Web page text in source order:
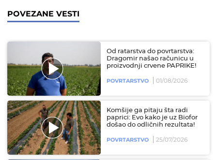
POVEZANE VESTI
Od ratarstva do povrtarstva:
Dragomir našao računicu u
proizvodnji crvene PAPRIKE!
POVRTARSTVO 01/08/2026
Komšije ga pitaju šta radi
paprici: Evo kako je uz Biofor
došao do odličnih rezultata!
POVRTARSTVO 25/07/2026